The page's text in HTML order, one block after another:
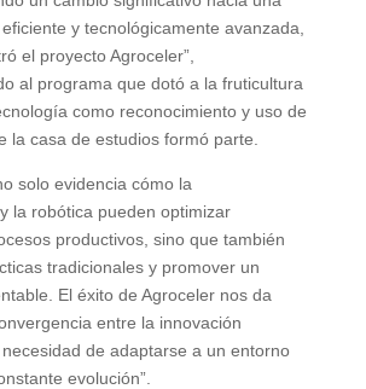
y tecnológicamente avanzada,
el proyecto Agroceler”,
al programa que dotó a la fruticultura
como reconocimiento y uso de
la casa de estudios formó parte.
solo evidencia cómo la
la robótica pueden optimizar
productivos, sino que también
tradicionales y promover un
El éxito de Agroceler nos da
entre la innovación
de adaptarse a un entorno
evolución”.